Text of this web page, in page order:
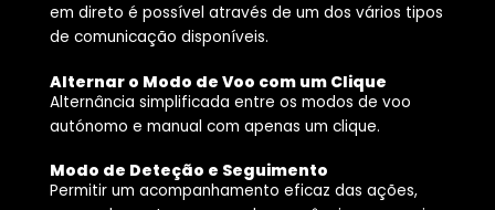
em direto é possível através de um dos vários tipos
de comunicação disponíveis.
Alternar o Modo de Voo com um Clique
Alternância simplificada entre os modos de voo
autónomo e manual com apenas um clique.
Modo de Deteção e Seguimento
Permitir um acompanhamento eficaz das ações,